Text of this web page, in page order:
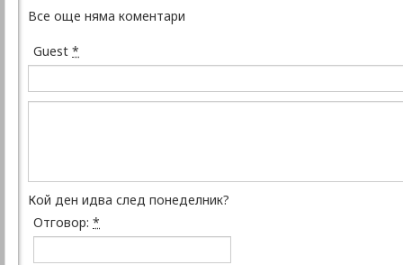
Все още няма коментари
Guest *
Кой ден идва след понеделник?
Отговор: *